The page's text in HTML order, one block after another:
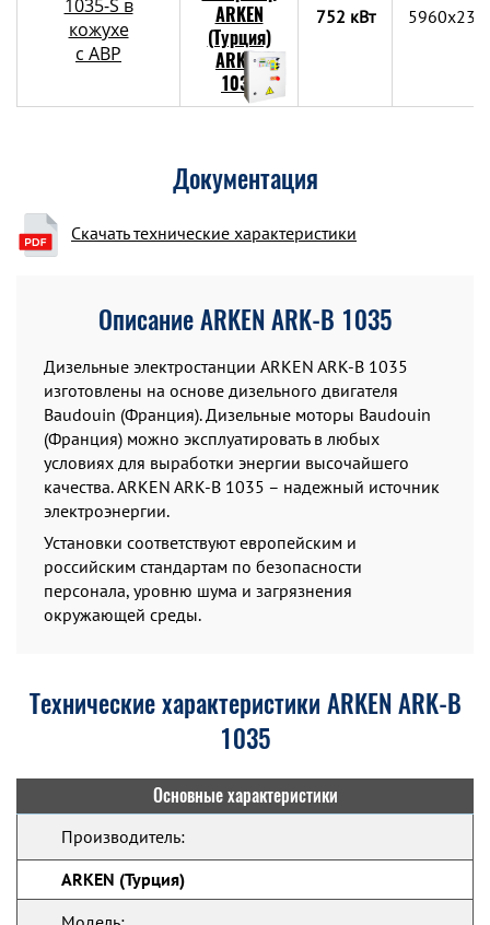
1035-S в
кожухе
с АВР
752 кВт
Документация
Скачать технические характеристики
Описание ARKEN ARK-B 1035
Дизельные электростанции ARKEN ARK-B 1035
изготовлены на основе дизельного двигателя
Baudouin (Франция). Дизельные моторы Baudouin
(Франция) можно эксплуатировать в любых
условиях для выработки энергии высочайшего
качества. ARKEN ARK-B 1035 – надежный источник
электроэнергии.
Установки соответствуют европейским и
российским стандартам по безопасности
персонала, уровню шума и загрязнения
окружающей среды.
Технические характеристики ARKEN ARK-B
1035
Основные характеристики
Производитель:
ARKEN (Турция)